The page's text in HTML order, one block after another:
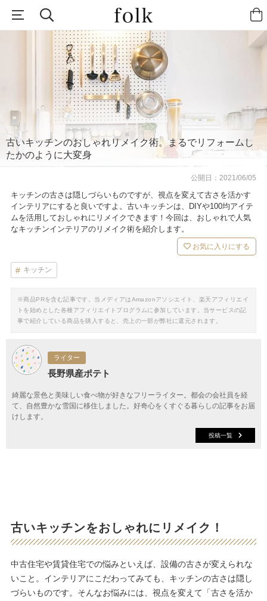
古いキッチンのおしゃれリメイク術。まるでリフォームし
たかのように大変身
公開日：2021/06/05
キッチンの古さは隠しづらいものですが、視点を変えて古さを活かす
インテリアにすると良いですよ。古いキッチンは、DIYや100均アイテ
ムを活用しておしゃれにリメイクできます！今回は、おしゃれで人気
なキッチンインテリアのリメイク術を紹介します。
お気に入りにする
キッチン
※商品PRを含む記事です。当メディアはAmazonアソシエイト、楽天アフィリエイ
トを始めとした各種アフィリエイトプログラムに参加しています。当サービスの記
事で紹介している商品を購入すると、売上の一部が弊社に還元されます。
ライター
長野県産ポテト
綺麗な景色と美味しい食べ物が好きなフリーライター。都会の会社員を経
て、自然豊かな雪国に移住しました。好奇心をくすぐる暮らしの記事をお届
けします。
投稿一覧
古いキッチンをおしゃれにリメイク！
中古住宅や賃貸住宅での悩みといえば、設備の古さが変えられな
いこと。インテリアにこだわってみても、キッチンの古さは隠し
づらいものです。そんなお悩みには、視点を変えて「古さを活か